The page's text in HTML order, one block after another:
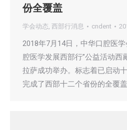
份全覆盖
学会动态, 西部行消息 cndent
2018年7月14日，中华口腔医
腔医学发展西部行”公益活动西
拉萨成功举办。标志着已启动
完成了西部十二个省份的全覆盖